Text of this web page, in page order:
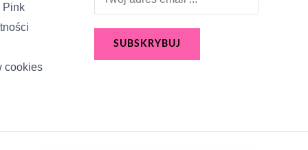
Pink
cookies
m
SUBSKRYBUJ